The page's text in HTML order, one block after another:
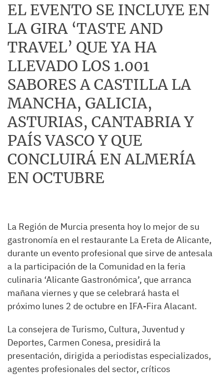
EL EVENTO SE INCLUYE EN
LA GIRA ‘TASTE AND
TRAVEL’ QUE YA HA
LLEVADO LOS 1.001
SABORES A CASTILLA LA
MANCHA, GALICIA,
ASTURIAS, CANTABRIA Y
PAÍS VASCO Y QUE
CONCLUIRÁ EN ALMERÍA
EN OCTUBRE
La Región de Murcia presenta hoy lo mejor de su
gastronomía en el restaurante La Ereta de Alicante,
durante un evento profesional que sirve de antesala
a la participación de la Comunidad en la feria
culinaria ‘Alicante Gastronómica’, que arranca
mañana viernes y que se celebrará hasta el
próximo lunes 2 de octubre en IFA-Fira Alacant.
La consejera de Turismo, Cultura, Juventud y
Deportes, Carmen Conesa, presidirá la
presentación, dirigida a periodistas especializados,
agentes profesionales del sector, críticos